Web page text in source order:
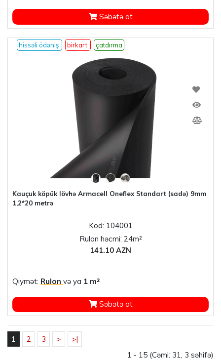
Səbətə at
hissəli ödəniş birkart çatdırma
Kauçuk köpük lövhə Armacell Oneflex Standart (sadə) 9mm
1,2*20 metrə
Kod: 104001
Rulon həcmi: 24m²
141.10 AZN
Qiymət: Rulon və ya 1 m²
Səbətə at
1 2 3 >
>|
1 - 15 (Cəmi: 31, 3 səhifə)